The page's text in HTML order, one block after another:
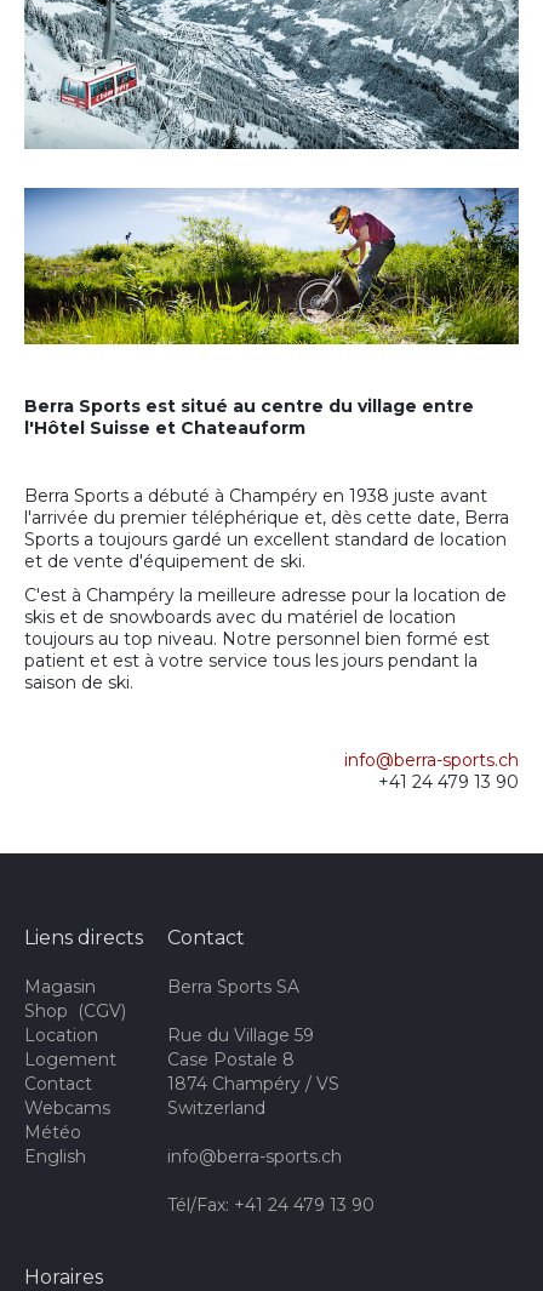
Berra Sports est situé au centre du village entre
l'Hôtel Suisse et Chateauform
Berra Sports a débuté à Champéry en 1938 juste avant
l'arrivée du premier téléphérique et, dès cette date, Berra
Sports a toujours gardé un excellent standard de location
et de vente d'équipement de ski.
C'est à Champéry la meilleure adresse pour la location de
skis et de snowboards avec du matériel de location
toujours au top niveau. Notre personnel bien formé est
patient et est à votre service tous les jours pendant la
saison de ski.
info@berra-sports.ch
+41 24 479 13 90
Liens directs
Magasin
Shop (CGV)
Location
Logement
Contact
Webcams
Météo
English
Contact
Berra Sports SA
Rue du Village 59
Case Postale 8
1874 Champéry / VS
Switzerland
info@berra-sports.ch
Tél/Fax: +41 24 479 13 90
Horaires